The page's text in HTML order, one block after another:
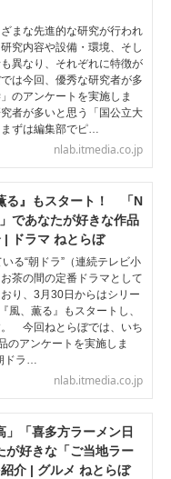
まな先進的な研究が行われ
究内容や設備・環境、そし
異なり、それぞれに特徴が
は今回、優秀な研究者が多
のアンケートを実施しま
者が多いと思う「国公立大
ずは編集部でピ…
nlab.itmedia.co.jp
る』もスタート！ 「N
であなたが好きな作品
ドラマ ねとらぼ
る“朝ドラ”（連続テレビ小
茶の間の定番ドラマとして
り、3月30日からはシリー
風、薫る』もスタートし、
今回ねとらぼでは、いち
のアンケートを実施しま
ドラ…
nlab.itmedia.co.jp
」「喜多方ラーメン日
好きな「ご当地ラー
介 | グルメ ねとらぼ